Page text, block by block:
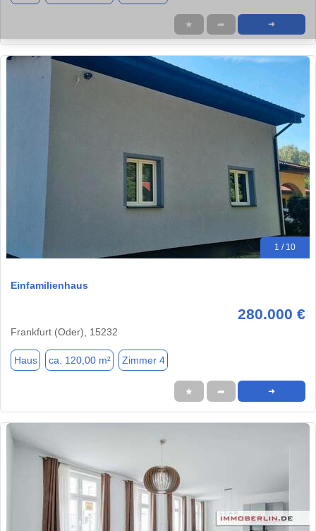
★ ➦ ➜
1 / 10
Einfamilienhaus
280.000 €
Frankfurt (Oder), 15232
Haus ca. 120,00 m² Zimmer 4
★ ➦ ➜